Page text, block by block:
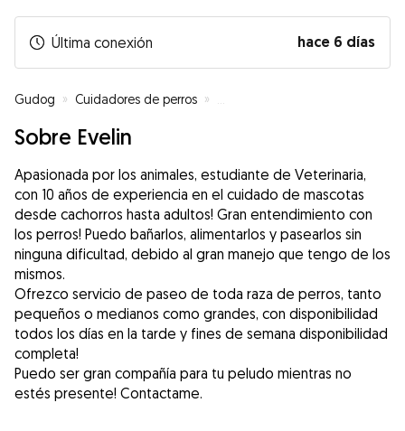
Última conexión hace 6 días
Gudog » Cuidadores de perros »
Sobre Evelin
Apasionada por los animales, estudiante de Veterinaria,
con 10 años de experiencia en el cuidado de mascotas
desde cachorros hasta adultos! Gran entendimiento con
los perros! Puedo bañarlos, alimentarlos y pasearlos sin
ninguna dificultad, debido al gran manejo que tengo de los
mismos.
Ofrezco servicio de paseo de toda raza de perros, tanto
pequeños o medianos como grandes, con disponibilidad
todos los días en la tarde y fines de semana disponibilidad
completa!
Puedo ser gran compañía para tu peludo mientras no
estés presente! Contactame.